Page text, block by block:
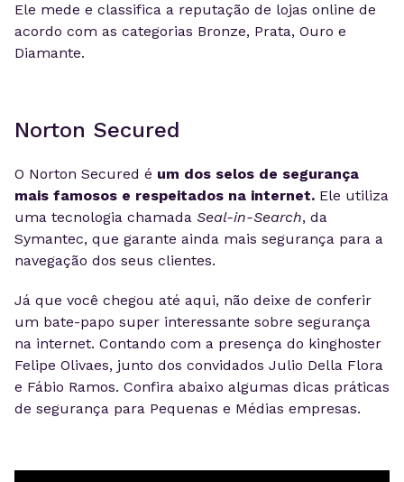
Ele mede e classifica a reputação de lojas online de
acordo com as categorias Bronze, Prata, Ouro e
Diamante.
Norton Secured
O Norton Secured é um dos selos de segurança
mais famosos e respeitados na internet. Ele utiliza
uma tecnologia chamada Seal-in-Search, da
Symantec, que garante ainda mais segurança para a
navegação dos seus clientes.
Já que você chegou até aqui, não deixe de conferir
um bate-papo super interessante sobre segurança
na internet. Contando com a presença do kinghoster
Felipe Olivaes, junto dos convidados Julio Della Flora
e Fábio Ramos. Confira abaixo algumas dicas práticas
de segurança para Pequenas e Médias empresas.